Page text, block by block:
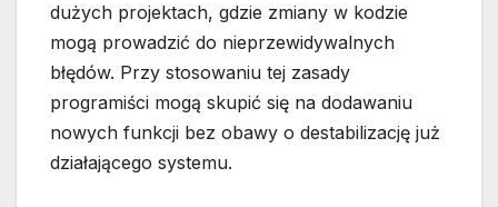
dużych projektach, gdzie zmiany w kodzie
mogą prowadzić do nieprzewidywalnych
błędów. Przy stosowaniu tej zasady
programiści mogą skupić się na dodawaniu
nowych funkcji bez obawy o destabilizację już
działającego systemu.